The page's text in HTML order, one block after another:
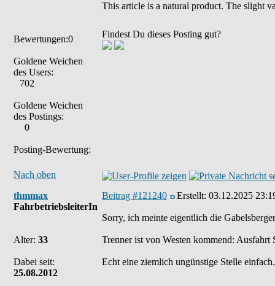
Bewertungen:0
Goldene Weichen
des Users:
702
Goldene Weichen
des Postings:
0
Posting-Bewertung:
This article is a natural product. The slight
Findest Du dieses Posting gut?
Nach oben
thmmax
FahrbetriebsleiterIn
Alter: 33
Dabei seit:
25.08.2012
Beitrag #121240 Erstellt: 03.12.2025
Sorry, ich meinte eigentlich die
Trenner ist von Westen kommend:
Echt eine ziemlich ungünstige Stelle